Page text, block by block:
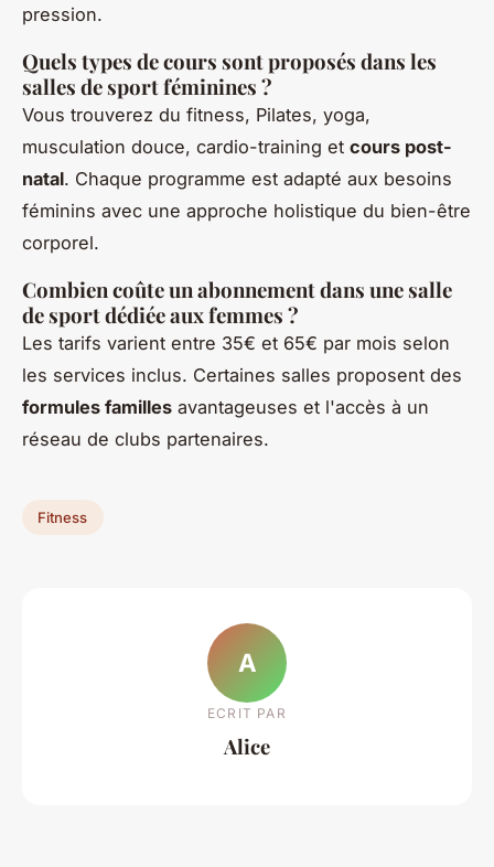
pression.
Quels types de cours sont proposés dans les
salles de sport féminines ?
Vous trouverez du fitness, Pilates, yoga,
musculation douce, cardio-training et cours post-
natal. Chaque programme est adapté aux besoins
féminins avec une approche holistique du bien-être
corporel.
Combien coûte un abonnement dans une salle
de sport dédiée aux femmes ?
Les tarifs varient entre 35€ et 65€ par mois selon
les services inclus. Certaines salles proposent des
formules familles avantageuses et l'accès à un
réseau de clubs partenaires.
Fitness
A
ECRIT PAR
Alice